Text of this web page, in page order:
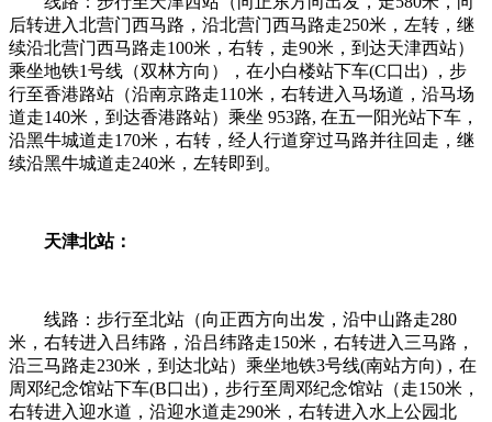
后转进入北营门西马路，沿北营门西马路走250米，左转，继
续沿北营门西马路走100米，右转，走90米，到达天津西站）
乘坐地铁1号线（双林方向），在小白楼站下车(C口出) ，步
行至香港路站（沿南京路走110米，右转进入马场道，沿马场
道走140米，到达香港路站）乘坐 953路, 在五一阳光站下车，
沿黑牛城道走170米，右转，经人行道穿过马路并往回走，继
续沿黑牛城道走240米，左转即到。
天津北站：
线路：步行至北站（向正西方向出发，沿中山路走280
米，右转进入吕纬路，沿吕纬路走150米，右转进入三马路，
沿三马路走230米，到达北站）乘坐地铁3号线(南站方向)，在
周邓纪念馆站下车(B口出)，步行至周邓纪念馆站（走150米，
右转进入迎水道，沿迎水道走290米，右转进入水上公园北